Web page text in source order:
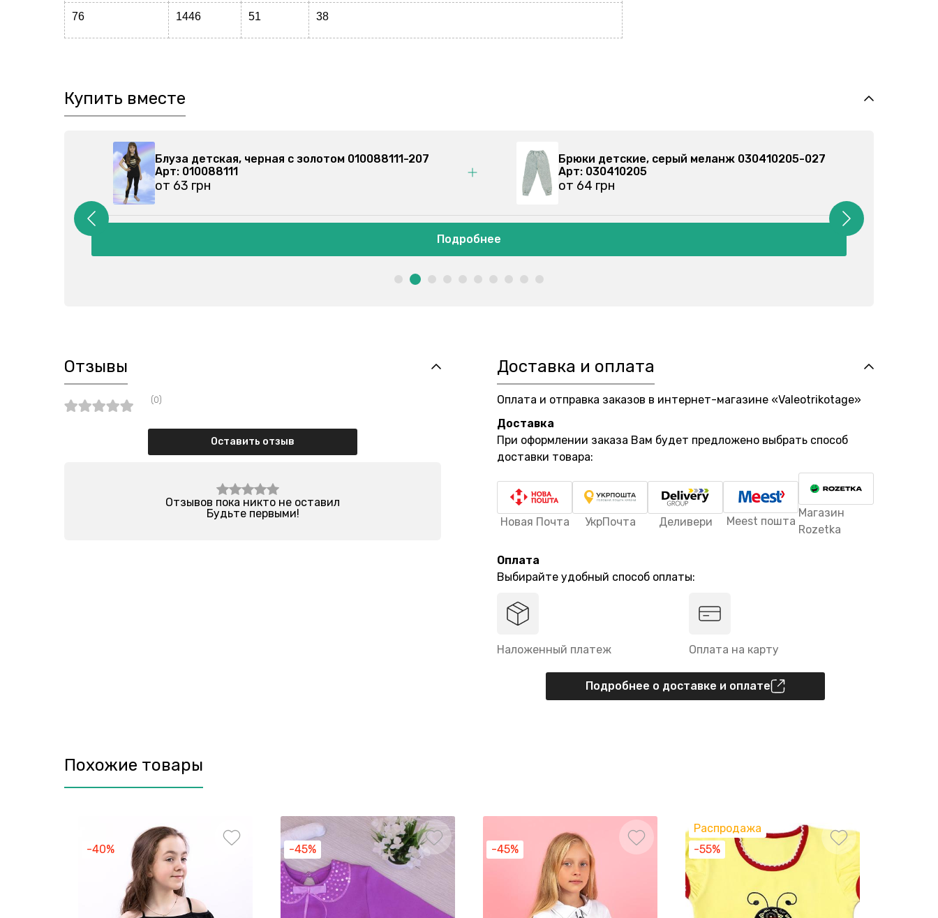
76 1446 51 38
Купить вместе
Блуза детская, черная с золотом 010088111-207
Арт: 010088111
от 63 грн
Брюки спортивные, серые 030355201-023
Арт: 030355201
от 86 грн
Подробнее
Отзывы
(0)
Оставить отзыв
Отзывов пока никто не оставил
Будьте первыми!
Доставка и оплата
Оплата и отправка заказов в интернет-магазине «Valeotrikotage»
Доставка
При оформлении заказа Вам будет предложено выбрать способ
доставки товара:
Новая Почта УкрПочта Деливери Meest пошта
Магазин
Rozetka
Оплата
Выбирайте удобный способ оплаты:
Наложенный платеж Оплата на карту
Подробнее о доставке и оплате
Похожие товары
-40% -45% -45%
Распродажа
-55%